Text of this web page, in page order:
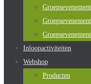
Inloopactiviteiten
Webshop
Producten